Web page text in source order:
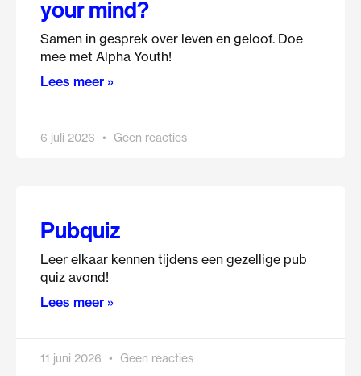
your mind?
Samen in gesprek over leven en geloof. Doe
mee met Alpha Youth!
Lees meer »
6 juli 2026 Geen reacties
Pubquiz
Leer elkaar kennen tijdens een gezellige pub
quiz avond!
Lees meer »
11 juni 2026 Geen reacties